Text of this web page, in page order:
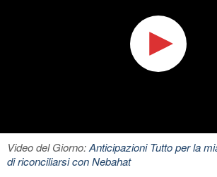
Video del Giorno:Anticipazioni Tutto per la
di riconciliarsi con Nebahat